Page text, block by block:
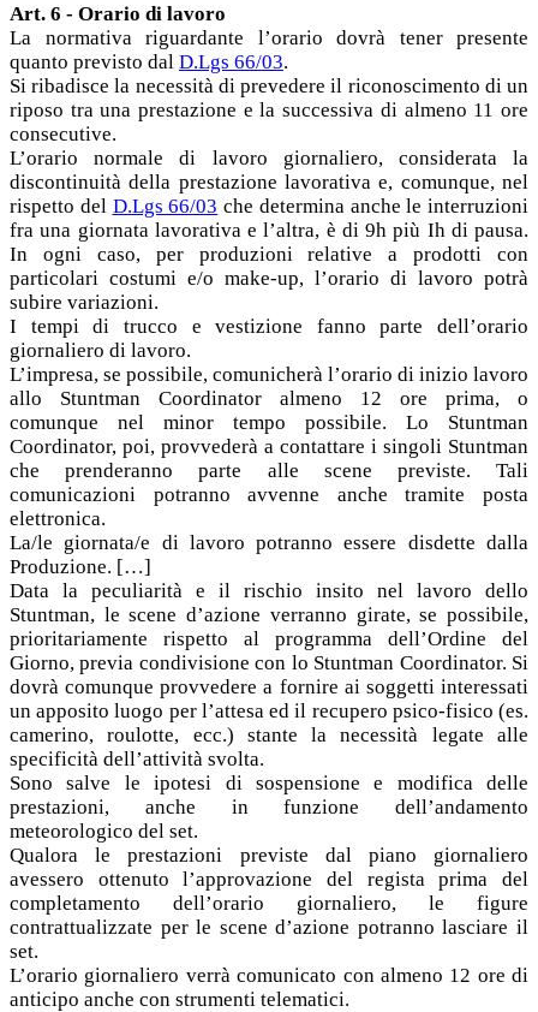
Art. 6 - Orario di lavoro
La normativa riguardante l’orario dovrà tener presente
quanto previsto dal D.Lgs 66/03.
Si ribadisce la necessità di prevedere il riconoscimento di un
riposo tra una prestazione e la successiva di almeno 11 ore
consecutive.
L’orario normale di lavoro giornaliero, considerata la
discontinuità della prestazione lavorativa e, comunque, nel
rispetto del D.Lgs 66/03 che determina anche le interruzioni
fra una giornata lavorativa e l’altra, è di 9h più Ih di pausa.
In ogni caso, per produzioni relative a prodotti con
particolari costumi e/o make-up, l’orario di lavoro potrà
subire variazioni.
I tempi di trucco e vestizione fanno parte dell’orario
giornaliero di lavoro.
L’impresa, se possibile, comunicherà l’orario di inizio lavoro
allo Stuntman Coordinator almeno 12 ore prima, o
comunque nel minor tempo possibile. Lo Stuntman
Coordinator, poi, provvederà a contattare i singoli Stuntman
che prenderanno parte alle scene previste. Tali
comunicazioni potranno avvenne anche tramite posta
elettronica.
La/le giornata/e di lavoro potranno essere disdette dalla
Produzione. […]
Data la peculiarità e il rischio insito nel lavoro dello
Stuntman, le scene d’azione verranno girate, se possibile,
prioritariamente rispetto al programma dell’Ordine del
Giorno, previa condivisione con lo Stuntman Coordinator. Si
dovrà comunque provvedere a fornire ai soggetti interessati
un apposito luogo per l’attesa ed il recupero psico-fisico (es.
camerino, roulotte, ecc.) stante la necessità legate alle
specificità dell’attività svolta.
Sono salve le ipotesi di sospensione e modifica delle
prestazioni, anche in funzione dell’andamento
meteorologico del set.
Qualora le prestazioni previste dal piano giornaliero
avessero ottenuto l’approvazione del regista prima del
completamento dell’orario giornaliero, le figure
contrattualizzate per le scene d’azione potranno lasciare il
set.
L’orario giornaliero verrà comunicato con almeno 12 ore di
anticipo anche con strumenti telematici.